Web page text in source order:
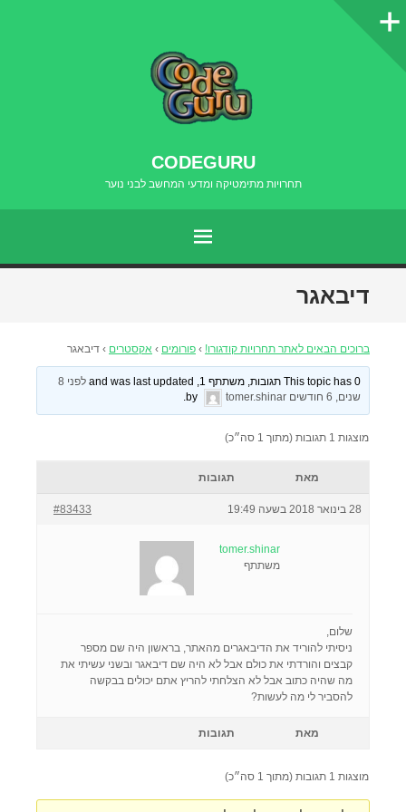
סרגל
CODEGURU
תחרויות מתימטיקה ומדעי המחשב לבני נוער
תפריט
דילוג
לתוכן
דיבאגר
ברוכים הבאים לאתר תחרויות קודגורו! › פורומים › אקסטרים › דיבאגר
This topic has 0 תגובות, משתתף 1, and was last updated
לפני 8
שנים, 6 חודשים
by
tomer.shinar
.
מוצגות 1 תגובות (מתוך 1 סה״כ)
מאת תגובות
28 בינואר 2018 בשעה 19:49 #83433
tomer.shinar
משתתף
שלום,
ניסיתי להוריד את הדיבאגרים מהאתר, בראשון היה שם מספר
קבצים והורדתי את כולם אבל לא היה שם דיבאגר ובשני עשיתי את
מה שהיה כתוב אבל לא הצלחתי להריץ אתם יכולים בבקשה
להסביר לי מה לעשות?
מאת תגובות
מוצגות 1 תגובות (מתוך 1 סה״כ)